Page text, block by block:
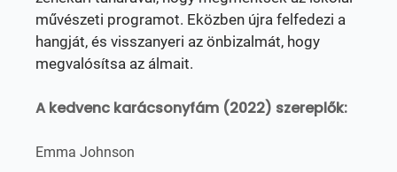
művészeti programot. Eközben újra felfedezi a
hangját, és visszanyeri az önbizalmát, hogy
megvalósítsa az álmait.
A kedvenc karácsonyfám (2022) szereplők:
Emma Johnson